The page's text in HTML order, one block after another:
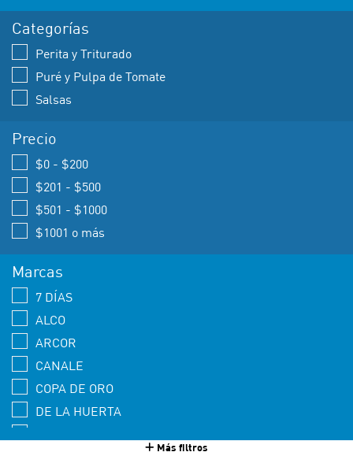
Categorías
Perita y Triturado
Puré y Pulpa de Tomate
Salsas
Precio
$0 - $200
$201 - $500
$501 - $1000
$1001 o más
Marcas
7 DÍAS
ALCO
ARCOR
CANALE
COPA DE ORO
DE LA HUERTA
Más filtros